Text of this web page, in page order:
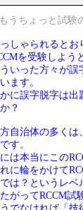
うちょっと試験
しゃられるとお
を受験しよう
いった方々が誤
ます。
に誤字脱字は出
？
自治体の多くは
す。
は本当にこの
に輪をかけて
は？というレベ
たがってRCCM